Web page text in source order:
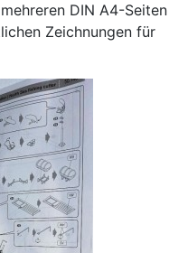
DIN A4-Seiten
Zeichnungen für